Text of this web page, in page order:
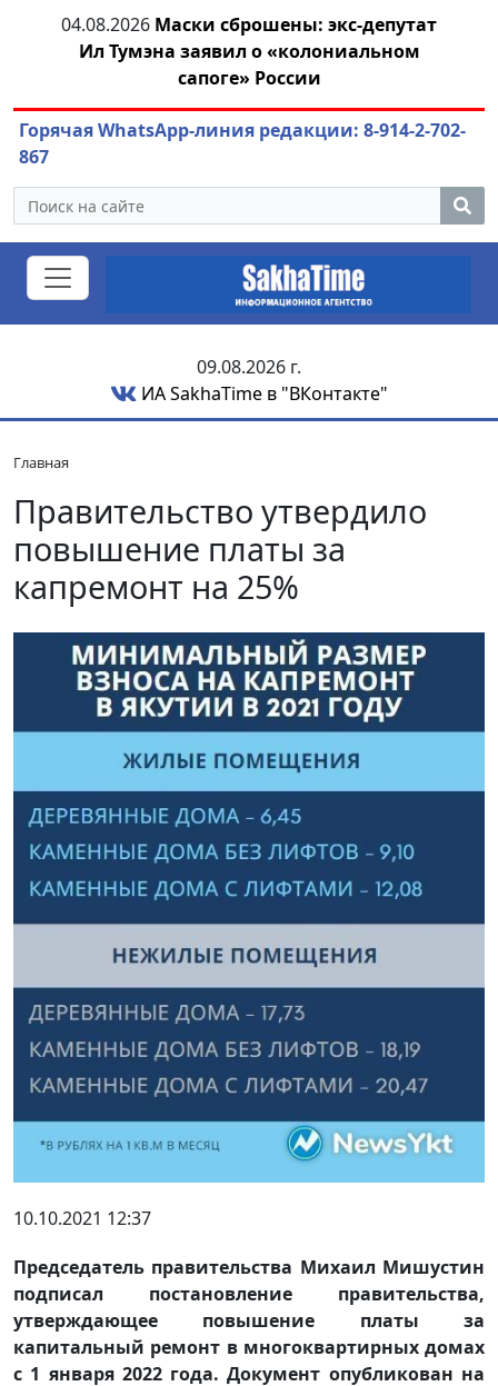
04.08.2026 Маски сброшены: экс-депутат
Ил Тумэна заявил о «колониальном
сапоге» России
Горячая WhatsApp-линия редакции: 8-914-2-702-
867
09.08.2026 г.
ИА SakhaTime в "ВКонтакте"
Главная
Правительство утвердило
повышение платы за
капремонт на 25%
10.10.2021 12:37
Председатель правительства Михаил Мишустин
подписал постановление правительства,
утверждающее повышение платы за
капитальный ремонт в многоквартирных домах
с 1 января 2022 года. Документ опубликован на